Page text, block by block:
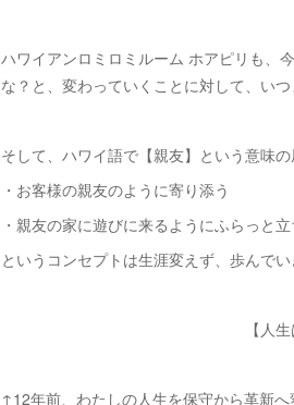
ハワイアンロミロミルーム ホアピリも、
な？と、変わっていくことに対して、い
そして、ハワイ語で【親友】という意味の
・お客様の親友のように寄り添う
・親友の家に遊びに来るようにふらっと
というコンセプトは生涯変えず、歩んでい
【人
↑12年前、わたしの人生を保守から革新へ